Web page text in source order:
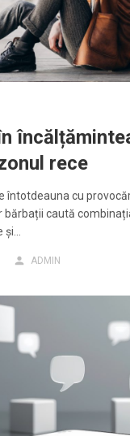
rece
întotdeauna cu
bărbații caută
ADMIN